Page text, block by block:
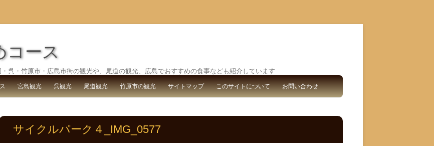
コース
呉・竹原市・広島市街の観光や、尾道の観光、広島でおすすめの食事なども紹介しています
コ
ン
テ
ン
キ
ッ
プ
宮島観光 呉観光 尾道観光 竹原市の観光 サイトマップ このサイトについて お問い合わせ
サイクルパーク４_IMG_0577